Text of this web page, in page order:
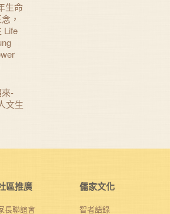
生命
，
Life
-
文生
區推廣
長聯誼會
儒家文化
智者語錄